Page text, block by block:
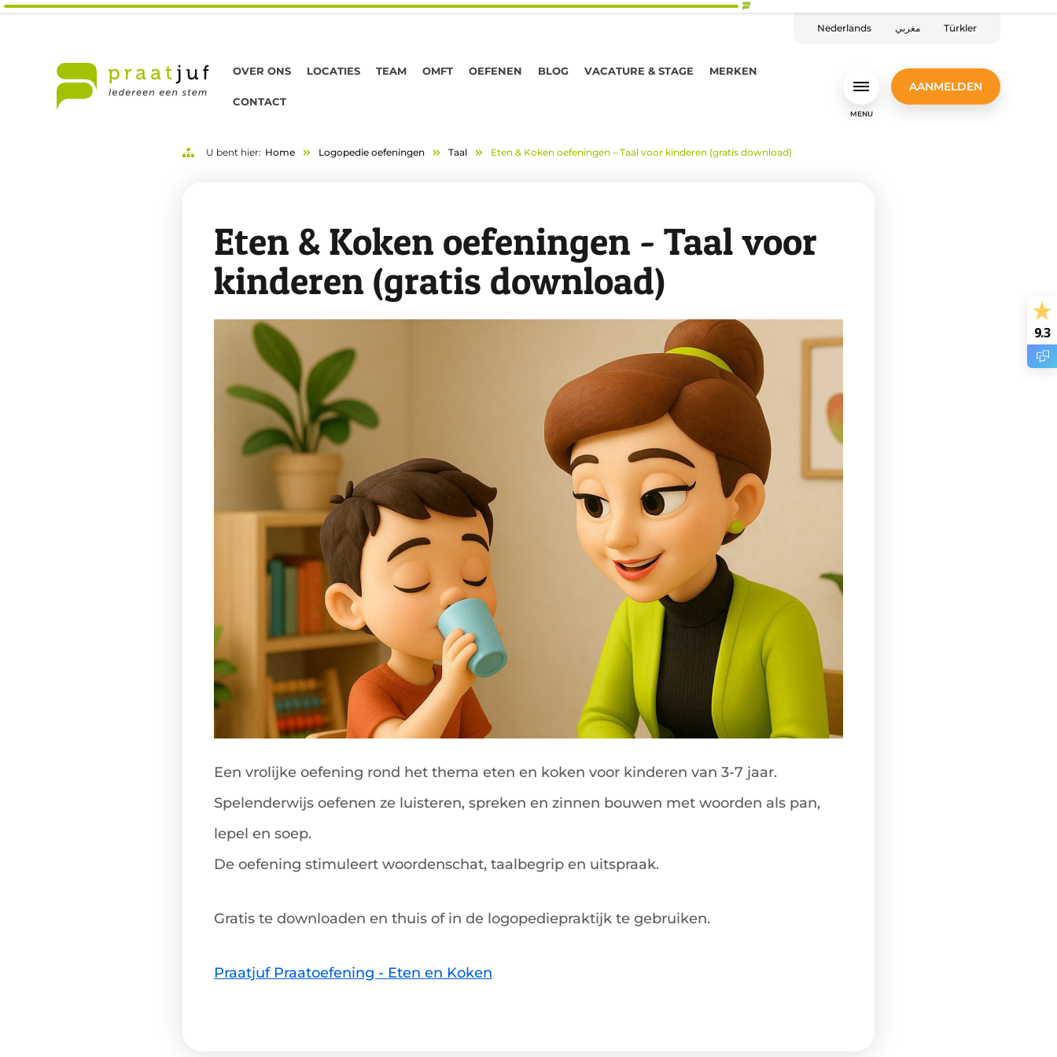
Nederlands مغربي Türkler
OVER ONS LOCATIES TEAM OMFT OEFENEN BLOG VACATURE & STAGE MERKEN
CONTACT
MENU
AANMELDEN
U bent hier: Home Logopedie oefeningen Taal Eten & Koken oefeningen – Taal voor kinderen (gratis download)
Eten & Koken oefeningen - Taal voor
kinderen (gratis download)
Een vrolijke oefening rond het thema eten en koken voor kinderen van 3-7 jaar.
Spelenderwijs oefenen ze luisteren, spreken en zinnen bouwen met woorden als pan,
lepel en soep.
De oefening stimuleert woordenschat, taalbegrip en uitspraak.
Gratis te downloaden en thuis of in de logopediepraktijk te gebruiken.
Praatjuf Praatoefening - Eten en Koken
9.3